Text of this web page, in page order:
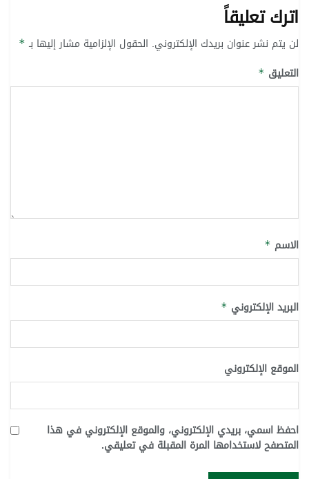
اترك تعليقاً
لن يتم نشر عنوان بريدك الإلكتروني. الحقول الإلزامية مشار إليها بـ *
التعليق *
الاسم *
البريد الإلكتروني *
الموقع الإلكتروني
احفظ اسمي، بريدي الإلكتروني، والموقع الإلكتروني في هذا
المتصفح لاستخدامها المرة المقبلة في تعليقي.